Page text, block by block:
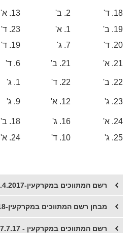
18. ד' 2. ב' 13. א'
19. ב' 1. א' 23. ד'
20. ד' 7. ג' 19. ד'
21. א' 21. ב' 6. ד'
22. ב' 22. ד' 1. ג'
23. ג' 12. א' 9. ג'
24. א' 16. ג' 18. ב'
25. ג' 10. ד' 24. א'
רשם המתווכים במקרקעין-26.4.2017 גרסה 3
מבחן רשם המתווכים במקרקעין-08.02.2018
רשם המתווכים במקרקעין - 17.7.17שאלון מספר 0001